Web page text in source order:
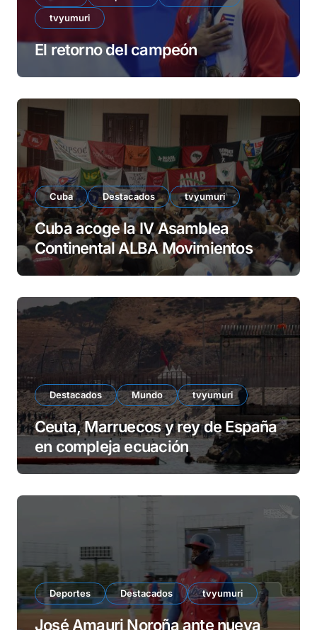
tvyumuri
El retorno del campeón
Cuba Destacados tvyumuri
Cuba acoge la IV Asamblea
Continental ALBA Movimientos
Destacados Mundo tvyumuri
Ceuta, Marruecos y rey de España
en compleja ecuación
Deportes Destacados tvyumuri
José Amauri Noroña ante nueva